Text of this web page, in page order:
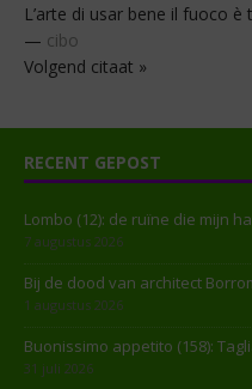
L’arte di usar bene il fuoco
— cibo
Volgend citaat »
RECENT GEPOST
Lombo (12): de ruïne die mijn
7 augustus 2026
Bij de dood van architect
1 augustus 2026
Buonissimo appetito (158):
31 juli 2026